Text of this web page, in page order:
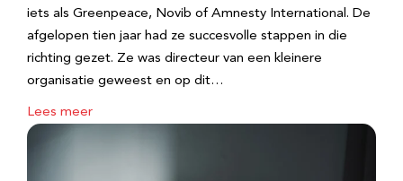
iets als Greenpeace, Novib of Amnesty International. De
afgelopen tien jaar had ze succesvolle stappen in die
richting gezet. Ze was directeur van een kleinere
organisatie geweest en op dit…
Lees meer